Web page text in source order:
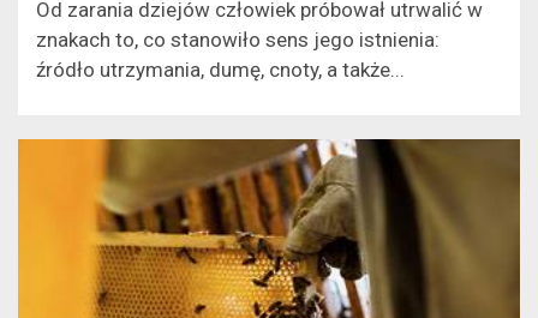
Od zarania dziejów człowiek próbował utrwalić w
znakach to, co stanowiło sens jego istnienia:
źródło utrzymania, dumę, cnoty, a także...